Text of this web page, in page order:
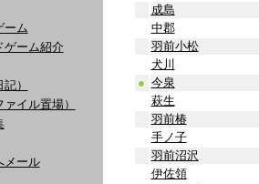
ーム
ゲーム紹介
）
イル置場）
メール
成島
中郡
羽前小松
犬川
● 今泉
萩生
羽前椿
手ノ子
羽前沼沢
伊佐領